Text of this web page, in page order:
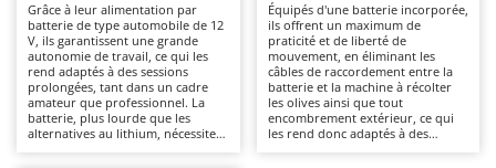
Autolaveuses
Autres produits
B
Balayeuses
Bancs de scie pour le bois - Scies à bûches
Ambrogio Robot
Annovi Reverberi
ANTHBOT
Archman
Grâce à leur alimentation par
batterie de type automobile de 12
V, ils garantissent une grande
autonomie de travail, ce qui les
rend adaptés à des sessions
prolongées, tant dans un cadre
amateur que professionnel. La
batterie, plus lourde que les
alternatives au lithium, nécessite
Équipés d'une batterie incorporée,
ils offrent un maximum de
praticité et de liberté de
mouvement, en éliminant les
câbles de raccordement entre la
batterie et la machine à récolter
les olives ainsi que tout
encombrement extérieur, ce qui
les rend donc adaptés à des